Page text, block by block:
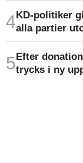
KD-politiker
alla partier
Efter
trycks i ny